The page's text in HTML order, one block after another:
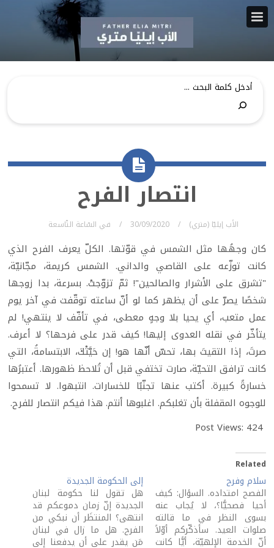
انتصار الفرح
الأب إيليّا (متري) 30/09/2020 في السّاعة التّاسعة
كان وجهُها مثل الشمس في قوّتها. الكلّ يعرف الفرح الذي
كانت توزّعه على القاصي والداني. الشمس كريمة، مجّانيّة،
"تشرق على الأشرار والصالحين"! ثمّ تزوّجتْ. بسرعة، بدا زوجها
شخصًا يصرّ على أن يظهر كما لو أنّ ساعته توقّفت في آخر يوم
عمل متعب، أي يحيا بلا وجهٍ معطى، في تأفّف لا ينتهي! لم
يتأخّر في نقله العدوى إليها! كيف قدر على فرحها؟ لا أعرف.
صرتَ، إذا التقيتَ بها، تحسّ أنّها هو! إن حَيَّتْكَ، الابتسامةُ، التي
كانت ترافق التحيّة، صارت تختفي قبل أن تُلاحظ ظهورها. أعتبرُها
خسارةً كبيرة. أكتب عنها تجنّبًا للخسارات. انتبهوا. لا تسمحوا
للوجوه المقفلة بأن تغلبكم. اغلبوها أنتم. هذا فيكم انتصار للفرح.
Post Views: 424
Related
سلام وفرح
الفصح امتداده. السؤال: كيف
أحيا فصحيًّا؟، لا يُجاب عنه
بسوى النظر في ما قالته
صلوات العيد. سأذكّركم أوّلاً
أنّ الخدمة الإلهيّة، أيًّا كانت
إلى الحكومة الجديدة
هل تقول لنا حكومة لبنان
الجديدة إنّ زمان دموعكم قد
انتهى؟ المنتظَر أن نبكي من
الفرح. هل ما زال في لبنان
مَن يقدر على أن يدفعنا إلى